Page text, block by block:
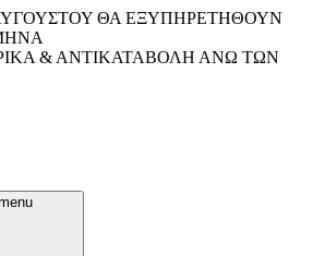
ΘΑ ΕΞΥΠΗΡΕΤΗΘΟΥΝ
& ΑΝΤΙΚΑΤΑΒΟΛΗ ΑΝΩ ΤΩΝ